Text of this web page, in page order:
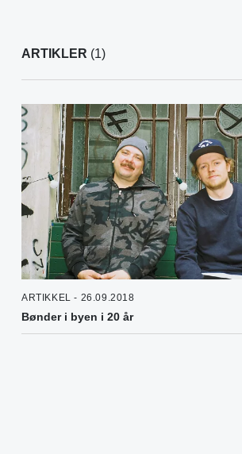
ARTIKLER (1)
ARTIKKEL - 26.09.2018
Bønder i byen i 20 år